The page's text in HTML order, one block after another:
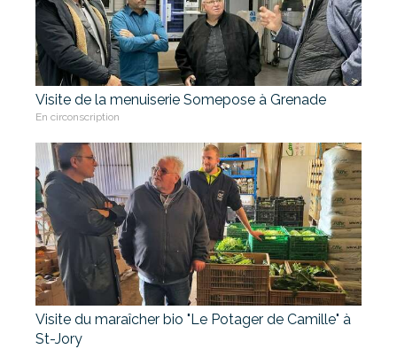
Visite de la menuiserie Somepose à Grenade
En circonscription
Visite du maraîcher bio "Le Potager de Camille" à
St-Jory